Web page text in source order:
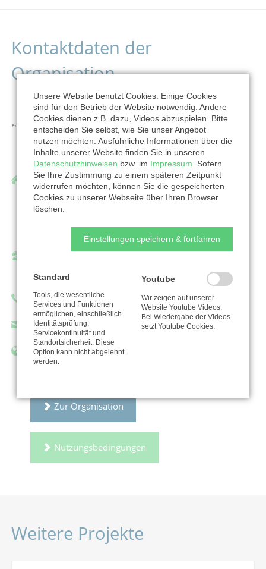
Kontaktdaten der
Organisation
Ev.-Luth. Kirchgemeinde Zu unserer lieben
Frauen
Karlsbader Straße 69
08289 Schneeberg
Philipp Oberschelp
Telefon: 0377222235
kg.schneeberg_neustaedtel@evlks.de
https://www.kirchgemeinde-schneeberg.de
Zur Organisation
Nutzungsbedingungen
Weitere Projekte
Unsere Website benutzt Cookies. Einige Cookies
sind für den Betrieb der Website notwendig. Andere
Cookies dienen z.B. dazu, Videos abzuspielen. Bitte
entscheiden Sie selbst, wie Sie unser Angebot
nutzen möchten. Ausführliche Informationen über die
Inhalte unserer Website finden Sie in unseren
Datenschutzhinweisen bzw. im Impressum . Sofern
Sie Ihre Zustimmung zu einem späteren Zeitpunkt
widerrufen möchten, können Sie die gespeicherten
Cookies zu unserer Webseite über Ihren Browser
löschen.
Einstellungen speichern & fortfahren
Standard
Tools, die wesentliche
Services und Funktionen
ermöglichen, einschließlich
Identitätsprüfung,
Servicekontinuität und
Standortsicherheit. Diese
Option kann nicht abgelehnt
werden.
Youtube
Wir zeigen auf unserer
Website Youtube Videos.
Bei Wiedergabe der Videos
setzt Youtube Cookies.